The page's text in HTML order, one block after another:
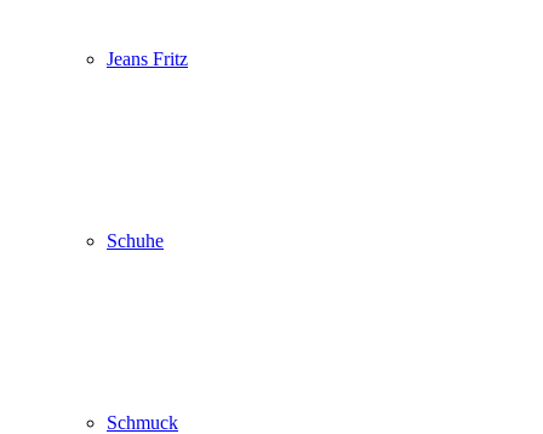
Jeans Fritz
Schuhe
Schmuck